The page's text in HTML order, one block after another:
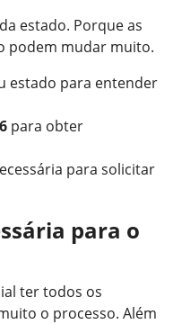
estado. Porque as
podem mudar muito.
estado para entender
para obter
para solicitar
para o
ter todos os
o processo. Além